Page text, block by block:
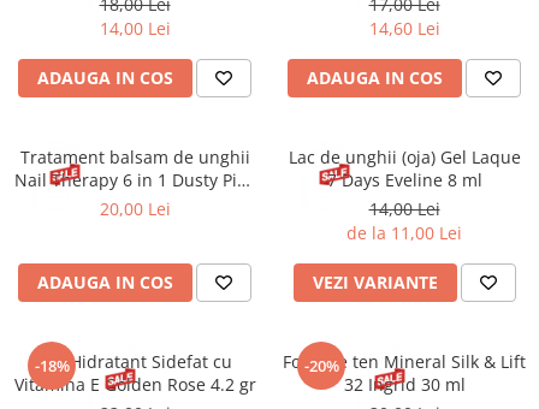
Gel fixare sprancene
Mascara (rimel) sprancene
14,00 Lei
ADAUGA IN COS
14,60 Lei
ADAUGA IN COS
Tratament balsam de unghii
Nail Therapy 6 in 1 Dusty Pink
Eveline 5 ml
20,00 Lei
ADAUGA IN COS
Lac de unghii (oja) Gel Laque
7 Days Eveline 8 ml
14,00 Lei
de la 11,00 Lei
VEZI VARIANTE
-18%
Ruj Hidratant Sidefat cu
Vitamina E Golden Rose 4.2 gr
-20%
Fond de ten Mineral Silk & Lift
32 Ingrid 30 ml